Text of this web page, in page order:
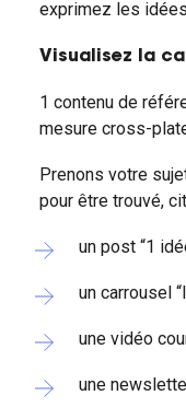
exprimez les
Visualisez la
1 contenu de
mesure cross-
Prenons votre
pour être trouvé,
un post “1
un carrousel
une vidéo
une